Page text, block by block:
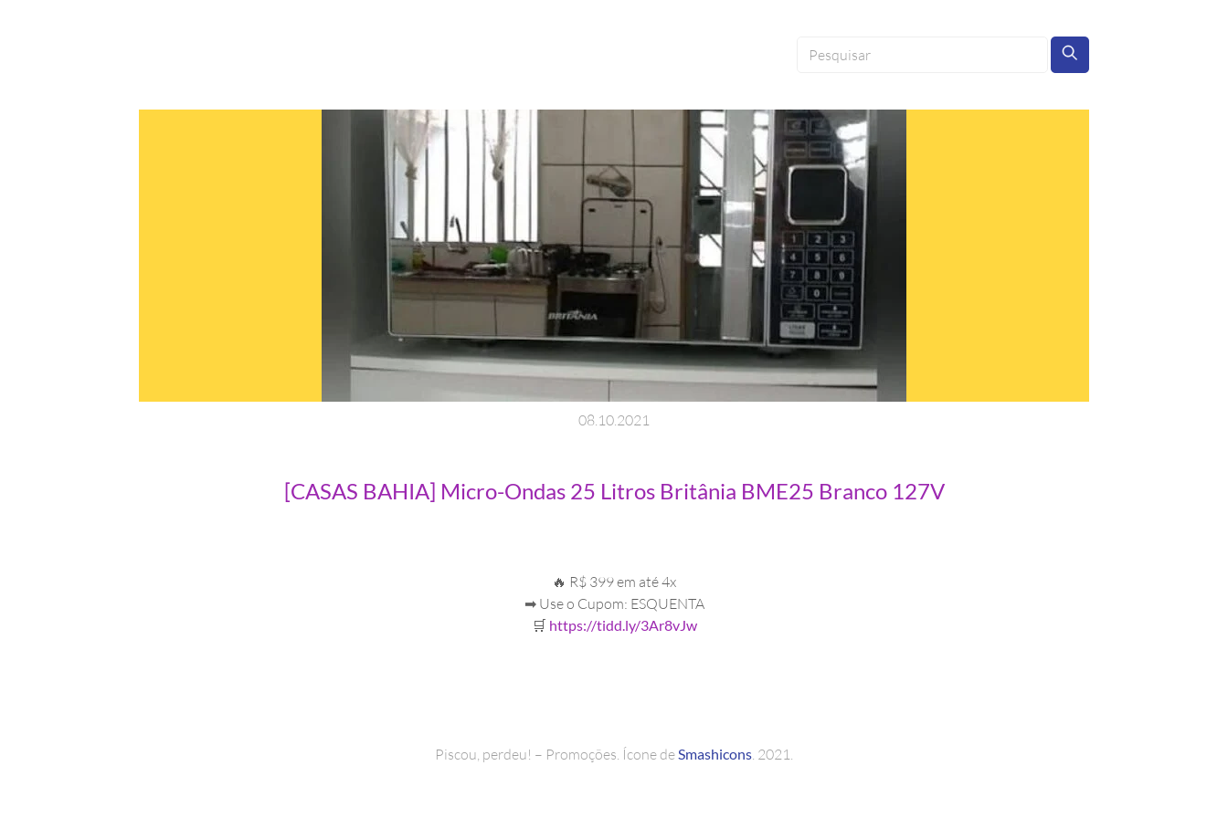
08.10.2021
[CASAS BAHIA] Micro-Ondas 25 Litros Britânia BME25 Branco 127V
🔥 R$ 399 em até 4x
➡ Use o Cupom: ESQUENTA
🛒 https://tidd.ly/3Ar8vJw
Piscou, perdeu! – Promoções. Ícone deSmashicons . 2021.